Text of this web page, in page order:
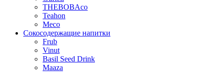
THEBOBAco
Teahon
Meco
Сокосодержащие напитки
Frub
Vinut
Basil Seed Drink
Maaza